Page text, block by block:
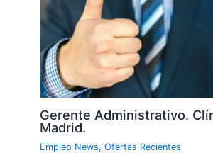
Gerente Administrativo.
Madrid.
Empleo News,Ofertas Recientes